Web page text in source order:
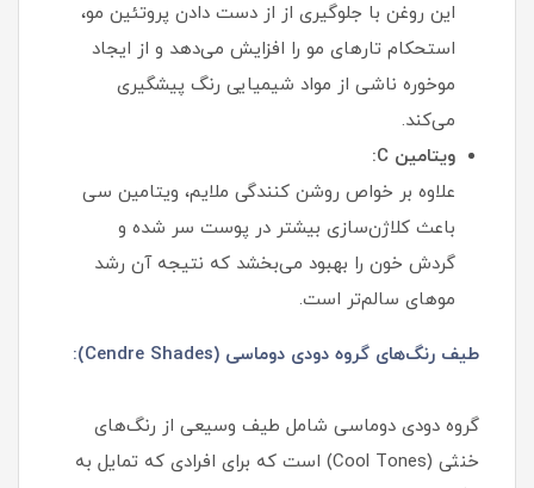
این روغن با جلوگیری از از دست دادن پروتئین مو،
استحکام تارهای مو را افزایش می‌دهد و از ایجاد
موخوره ناشی از مواد شیمیایی رنگ پیشگیری
می‌کند.
ویتامین C:
علاوه بر خواص روشن کنندگی ملایم، ویتامین سی
باعث کلاژن‌سازی بیشتر در پوست سر شده و
گردش خون را بهبود می‌بخشد که نتیجه آن رشد
موهای سالم‌تر است.
طیف رنگ‌های گروه دودی دوماسی (Cendre Shades):
گروه دودی دوماسی شامل طیف وسیعی از رنگ‌های
خنثی (Cool Tones) است که برای افرادی که تمایل به